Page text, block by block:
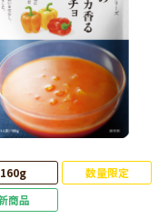
160g
数量限定
商品